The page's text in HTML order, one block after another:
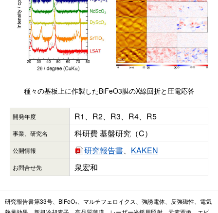
種々の基板上に作製したBiFeO3膜のX線回折と圧電応答
開発年度 R1、R2、R3、R4、R5
事業、研究名 科研費 基盤研究（C）
公開情報 研究報告書 KAKEN
お問合せ先 泉宏和
研究報告書第33号、BiFeO₃、マルチフェロイクス、強誘電体、反強磁性、電気